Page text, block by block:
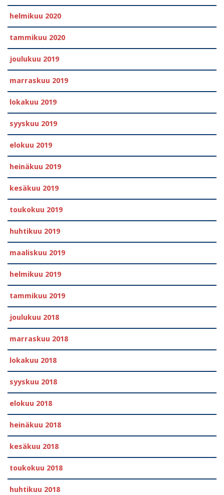
helmikuu 2020
tammikuu 2020
joulukuu 2019
marraskuu 2019
lokakuu 2019
syyskuu 2019
elokuu 2019
heinäkuu 2019
kesäkuu 2019
toukokuu 2019
huhtikuu 2019
maaliskuu 2019
helmikuu 2019
tammikuu 2019
joulukuu 2018
marraskuu 2018
lokakuu 2018
syyskuu 2018
elokuu 2018
heinäkuu 2018
kesäkuu 2018
toukokuu 2018
huhtikuu 2018